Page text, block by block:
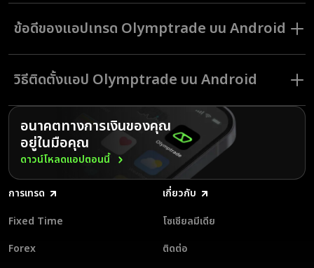
เทคโนโลยีสมัยใหม่ได้นำโลกแห่งการเทรดมาไว้บนสมาร์ทโฟนของคุณ แอป
เทรดบน Android ที่สะดวกของเรามีฟีเจอร์ครบถ้วนเช่นเดียวกับแล็ปท็อปหรือ
พีซี ทำให้การเทรดเข้าถึงได้ง่ายยิ่งขึ้น
ด้วยแอป Olymptrade บน Android คุณสามารถติดตามราคาสินทรัพย์ได้
โจทย์ความต้องการทางการเงินของผู้ใช้หลายล้านคนทั่วโลก ไม่ว่าคุณจะอยู่
ที่ไหน แอป Olymptrade ช่วยให้การเทรดบน Android เป็นเรื่องสนุกและมี
ข้อดีของแอปเทรด Olymptrade บน Android
สัมผัสฟังก์ชันการทำงานและความน่าเชื่อถือ
ของแอปเทรดบน Android ของเรา
อย่างเต็มที่
ใช้งานได้บนหลายแพลตฟอร์ม: เข้าถึงแอปผ่านร้านค้าแอปต่าง ๆ
ทุกที่ ทุกเวลา: เทรดและตรวจสอบบัญชีของคุณได้ทุกที่ทุกเวลา
อินเทอร์เฟซที่ใช้งานง่าย: เพลิดเพลินกับดีไซน์ที่เข้าใจง่ายและนำทางสะดวก
เครื่องมือครบครัน: ใช้งานการวิเคราะห์แนวโน้มตลาด อินดิเคเตอร์ ออสซิล
ฝึกฝนด้วยบัญชีทดลอง: พัฒนาทักษะของคุณโดยไม่เสี่ยง
ฝ่ายบริการลูกค้าตลอด 24/7 ในภาษาของคุณ: รับความช่วยเหลือได้ทุกเมื่อ
วิธีติดตั้งแอป Olymptrade บน Android
การติดตั้งแอปเทรด Olymptrade บน Android
ทำได้ง่ายๆ เพียงทำตามขั้นตอนเหล่านี้:
ดาวน์โหลดและติดตั้งแอปเทรด Android จาก Google Play หรือหน้า
แรกของ Olymptrade
สมัครบัญชีบนแอปหรือเข้าสู่ระบบบัญชีของคุณ
เริ่มฝึกเทรดบนบัญชีทดลอง เมื่อพร้อมเทรดบนบัญชีจริง ให้ฝากเงินในสกุล
ง่ายและเงื่อนไขการเทรดที่น่าสนใจ ดาวน์โหลดแอปเทรด Olymptrade
สำหรับ Android วันนี้ เพื่อปลดล็อกศักยภาพการเทรดของคุณอย่างเต็มที่!
อนาคตทางการเงินของคุณ
อยู่ในมือคุณ
ดาวน์โหลดแอปตอนนี้
การเทรด
Fixed Time
Forex
เกี่ยวกับ
โซเชียลมีเดีย
ติดต่อ